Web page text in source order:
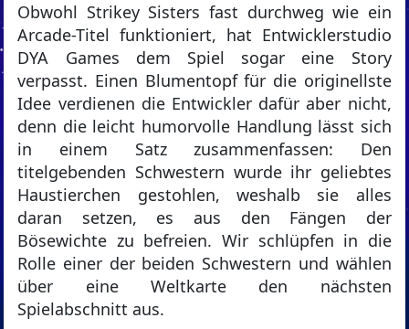
Obwohl Strikey Sisters fast durchweg wie ein
Arcade-Titel funktioniert, hat Entwicklerstudio
DYA Games dem Spiel sogar eine Story
verpasst. Einen Blumentopf für die originellste
Idee verdienen die Entwickler dafür aber nicht,
denn die leicht humorvolle Handlung lässt sich
in einem Satz zusammenfassen: Den
titelgebenden Schwestern wurde ihr geliebtes
Haustierchen gestohlen, weshalb sie alles
daran setzen, es aus den Fängen der
Bösewichte zu befreien. Wir schlüpfen in die
Rolle einer der beiden Schwestern und wählen
über eine Weltkarte den nächsten
Spielabschnitt aus.